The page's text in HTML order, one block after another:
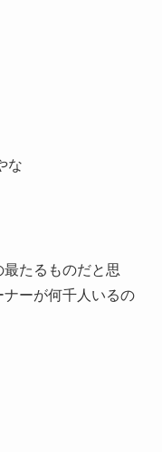
な
たるものだと思
ナーが何千人いるの